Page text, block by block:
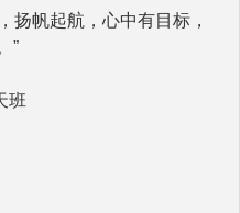
扬帆起航，心中有目标，
”
班